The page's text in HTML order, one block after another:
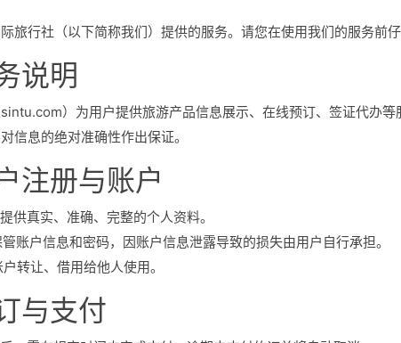
旅行社（以下简称我们）提供的服务。请您在使用我们的服务前仔
说明
）为用户提供旅游产品信息展示、在线预订、签证代办
信息的绝对准确性作出保证。
注册与账户
供真实、准确、完整的个人资料。
账户信息和密码，因账户信息泄露导致的损失由用户自行承担。
转让、借用给他人使用。
与支付